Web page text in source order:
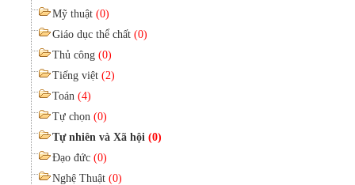
Mỹ thuật (0)
Giáo dục thể chất (0)
Thủ công (0)
Tiếng việt (2)
Toán (4)
Tự chọn (0)
Tự nhiên và Xã hội (0)
Đạo đức (0)
Nghệ Thuật (0)